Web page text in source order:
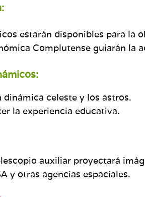
estarán disponibles para la
Complutense guiarán la
celeste y los astros.
la experiencia educativa.
auxiliar proyectará
y otras agencias espaciales.